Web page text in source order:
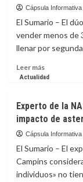
Freedom
Jagi,
diseñadas
para
solo
en
avanzar
Cápsula Informativa
El Sumario – El
vender menos de
llenar por
Leer másLeer
más
y
Paco
Amoroso
el
espíritu
de
Actualidad
Experto de la
impacto de
Cápsula Informativa
El Sumario – El
Campins
individuos» no